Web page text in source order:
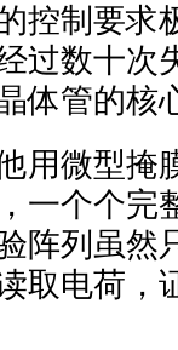
控制要求
过数十次
体管的核
微型掩
一个个完
阵列虽然
取电荷，